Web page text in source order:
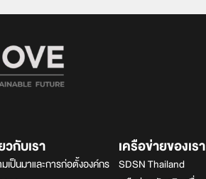
วกับเรา
เป็นมาและการก่อตั้งองค์กร
เครือข่ายของเรา
SDSN Thailand